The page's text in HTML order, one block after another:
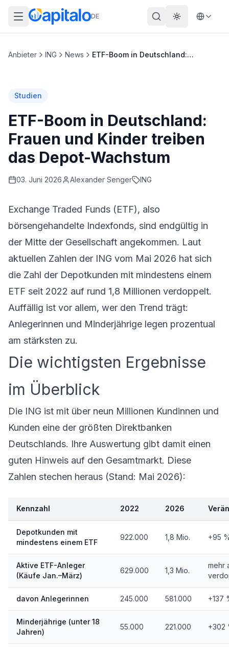
DE Theme
Anbieter ING News ETF-Boom in Deutschland: Frauen und Kinder treiben das Depot-Wachstum
Studien
ETF-Boom in Deutschland:
Frauen und Kinder treiben
das Depot-Wachstum
03. Juni 2026 Alexander Senger ING
Exchange Traded Funds (ETF), also
börsengehandelte Indexfonds, sind endgültig in
der Mitte der Gesellschaft angekommen. Laut
aktuellen Zahlen der ING vom Mai 2026 hat sich
die Zahl der Depotkunden mit mindestens einem
ETF seit 2022 auf rund 1,8 Millionen verdoppelt.
Auffällig ist vor allem, wer den Trend trägt:
Anlegerinnen und Minderjährige legen prozentual
am stärksten zu.
Die wichtigsten Ergebnisse
im Überblick
Die ING ist mit über neun Millionen Kundinnen und
Kunden eine der größten Direktbanken
Deutschlands. Ihre Auswertung gibt damit einen
guten Hinweis auf den Gesamtmarkt. Diese
Zahlen stechen heraus (Stand: Mai 2026):
Kennzahl 2022 2026
Depotkunden mit
mindestens einem ETF
922.000 1,8 Mio. +95
Aktive ETF-Anleger
(Käufe Jan.–März)
629.000 1,3 Mio.
mehr
davon Anlegerinnen 245.000 581.000 +137
Minderjährige (unter 18
Jahren)
55.000 221.000 +302